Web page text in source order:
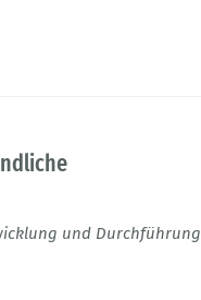
und Durchführung